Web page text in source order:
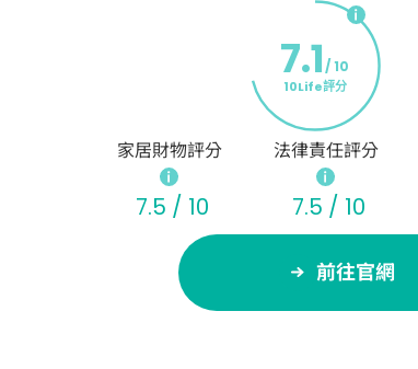
7.1/ 10
10Life評分
家居財物評分
7.5 / 10
法律責任評分
7.5 / 10
前往官網